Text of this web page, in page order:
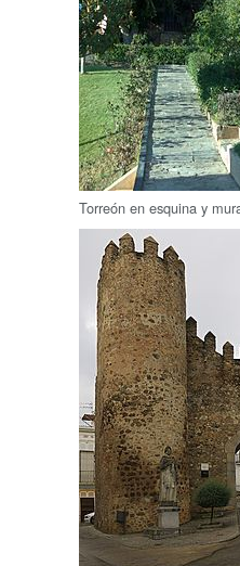
Torreón en esquina y